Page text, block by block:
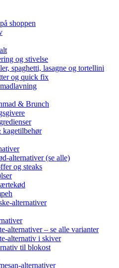
shoppen
og stivelse
spaghetti, lasagne og tortellini
og quick fix
& Brunch
kagetilbehør
alternativer (se alle)
og steaks
alternativer
alternativer – se alle varianter
alternativ i skiver
til blokost
alternativer